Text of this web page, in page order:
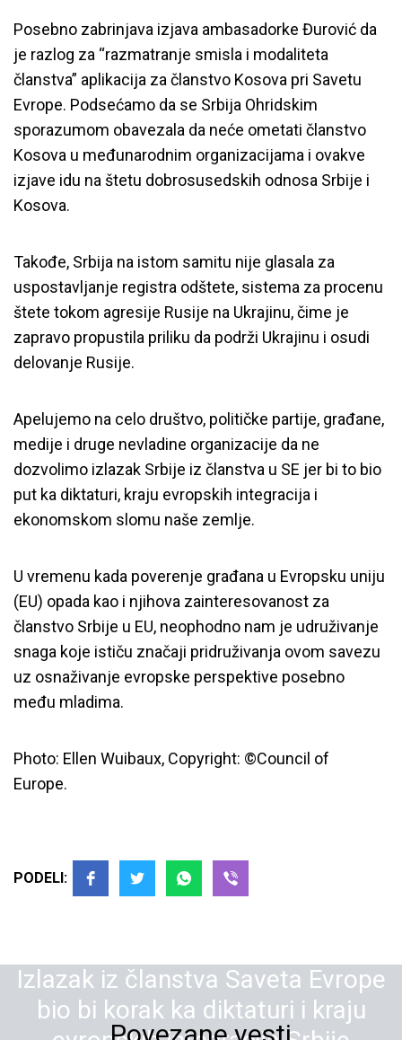
Izlazak iz članstva Saveta Evrope
bio bi korak ka diktaturi i kraju
Posebno zabrinjava izjava ambasadorke Đurović da
je razlog za “razmatranje smisla i modaliteta
članstva” aplikacija za članstvo Kosova pri Savetu
Evrope. Podsećamo da se Srbija Ohridskim
sporazumom obavezala da neće ometati članstvo
Kosova u međunarodnim organizacijama i ovakve
izjave idu na štetu dobrosusedskih odnosa Srbije i
Kosova.
Takođe, Srbija na istom samitu nije glasala za
uspostavljanje registra odštete, sistema za procenu
štete tokom agresije Rusije na Ukrajinu, čime je
zapravo propustila priliku da podrži Ukrajinu i osudi
delovanje Rusije.
Apelujemo na celo društvo, političke partije, građane,
medije i druge nevladine organizacije da ne
dozvolimo izlazak Srbije iz članstva u SE jer bi to bio
put ka diktaturi, kraju evropskih integracija i
ekonomskom slomu naše zemlje.
U vremenu kada poverenje građana u Evropsku uniju
(EU) opada kao i njihova zainteresovanost za
članstvo Srbije u EU, neophodno nam je udruživanje
snaga koje ističu značaji pridruživanja ovom savezu
uz osnaživanje evropske perspektive posebno
među mladima.
Photo: Ellen Wuibaux, Copyright: ©Council of
Europe.
PODELI: